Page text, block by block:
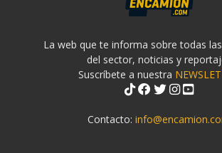
La web que te informa sobre todas
del sector, noticias y
Suscríbete a nuestra
Contacto: